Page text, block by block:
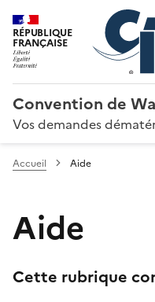
RÉPUBLIQUE
FRANÇAISE
Convention de
Vos demandes
Accueil Aide
Aide
Cette rubrique